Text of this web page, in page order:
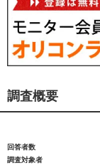
調査概要
回答者数
調査対象者